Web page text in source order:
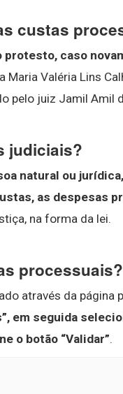
custas
protesto, caso
Maria Valéria Lins
pelo juiz Jamil Amil
judiciais?
natural ou
as despesas
na forma da lei.
processuais?
através da página
em seguida
o botão “Validar”.